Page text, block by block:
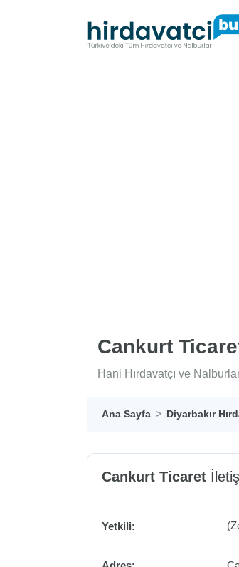
Cankurt
Hani Hırdavatçı ve
Ana Sayfa Diyarbakır
Cankurt Ticaret
Yetkili: